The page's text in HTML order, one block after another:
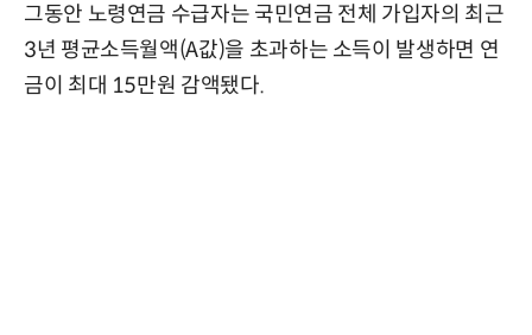
그동안 노령연금 수급자는 국민연금 전체 가입자의 최근
3년 평균소득월액(A값)을 초과하는 소득이 발생하면 연
금이 최대 15만원 감액됐다.